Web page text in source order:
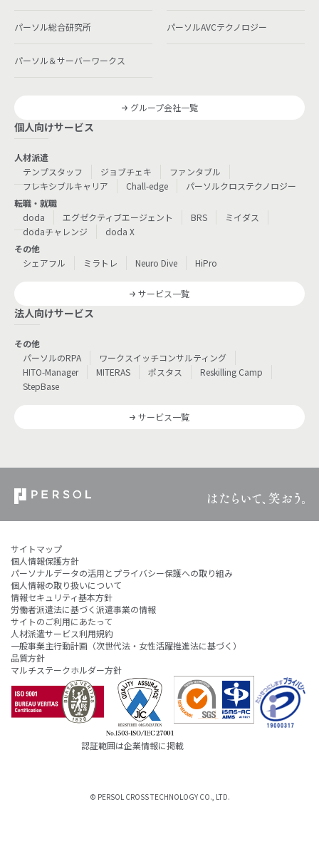
パーソル総合研究所 パーソルAVCテクノロジー
パーソル＆サーバーワークス
グループ会社一覧
個人向けサービス
人材派遣
テンプスタッフ
ジョブチェキ
ファンタブル
フレキシブルキャリア
Chall-edge
パーソルクロステクノロジー
転職・就職
doda
エグゼクティブエージェント BRS
ミイダス
dodaチャレンジ
doda X
その他
シェアフル
ミラトレ Neuro Dive HiPro
サービス一覧
法人向けサービス
その他
パーソルのRPA
ワークスイッチコンサルティング
HITO-Manager
MITERAS ポスタス
Reskilling Camp
StepBase
サービス一覧
サイトマップ
個人情報保護方針
パーソナルデータの活用とプライバシー保護への取り組み
個人情報の取り扱いについて
情報セキュリティ基本方針
労働者派遣法に基づく派遣事業の情報
サイトのご利用にあたって
人材派遣サービス利用規約
一般事業主行動計画（次世代法・女性活躍推進法に基づく）
品質方針
マルチステークホルダー方針
認証範囲は企業情報に掲載
© PERSOL CROSS TECHNOLOGY CO., LTD.